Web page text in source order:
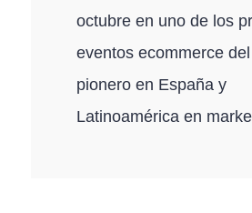
octubre en uno de los
eventos ecommerce
pionero en España y
Latinoamérica en